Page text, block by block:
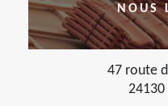
NOUS
47 route
24130